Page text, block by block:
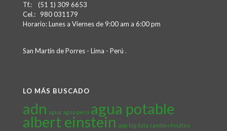
Tf.: (51 1) 309 6653
Cel.: 980 031179
Horario: Lunes a Viernes de 9:00 am a 6:00 pm
San Martín de Porres - Lima - Perú .
LO MÁS BUSCADO
adn agua agua perú agua potable
albert einstein app big data cambio climático